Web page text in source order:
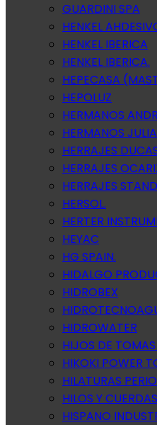
GUARDINI SPA
HENKEL
HENKEL IBERICA
HENKEL IBERICA.
HEPECASA
HEPOLUZ
HERMANOS
HERMANOS
HERRAJES
HERRAJES
HERRAJES
HERSOL.
HERTER
HEYAC
HG SPAIN.
HIDALGO
HIDROBEX
HIDROWATER
HIJOS DE
HIKOKI POWER
HILATURAS PERIO
HILOS Y
HISPANO